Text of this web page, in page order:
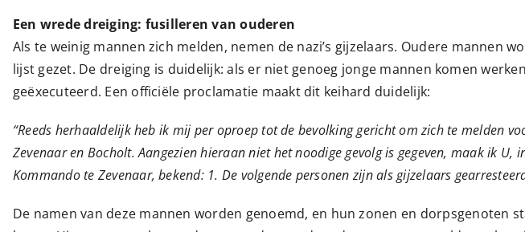
Een wrede dreiging: fusilleren van ouderen
Als te weinig mannen zich melden, nemen de nazi’s gijzelaars. Oudere mannen
lijst gezet. De dreiging is duidelijk: als er niet genoeg jonge mannen komen
geëxecuteerd. Een officiële proclamatie maakt dit keihard duidelijk:
“Reeds herhaaldelijk heb ik mij per oproep tot de bevolking gericht om zich te melden
Zevenaar en Bocholt. Aangezien hieraan niet het noodige gevolg is gegeven, maak ik U,
Kommando te Zevenaar, bekend: 1. De volgende personen zijn als gijzelaars
De namen van deze mannen worden genoemd, en hun zonen en dorpsgenoten